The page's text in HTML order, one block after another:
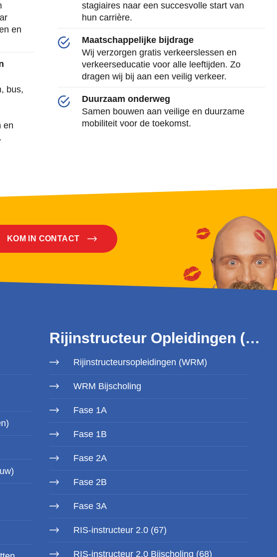
en
bus,
en
stagiaires naar een succesvolle start van
hun carrière.
Maatschappelijke bijdrage
Wij verzorgen gratis verkeerslessen en
verkeerseducatie voor alle leeftijden. Zo
dragen wij bij aan een veilig verkeer.
Duurzaam onderweg
Samen bouwen aan veilige en duurzame
mobiliteit voor de toekomst.
KOM IN CONTACT
Rijinstructeur Opleidingen (WRM)
Rijinstructeursopleidingen (WRM)
WRM Bijscholing
Fase 1A
Fase 1B
Fase 2A
Fase 2B
Fase 3A
RIS-instructeur 2.0 (67)
RIS-instructeur 2.0 Bijscholing (68)